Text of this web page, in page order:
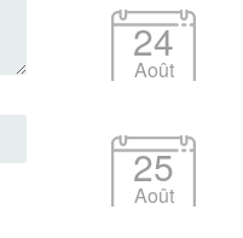
24
Août
25
Août